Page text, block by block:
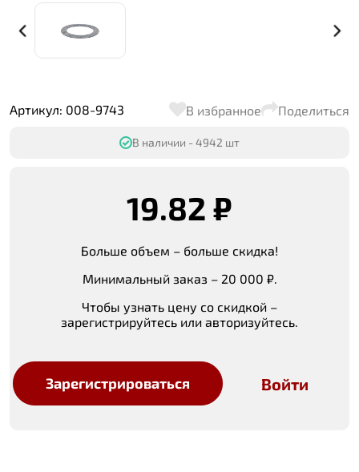
Артикул: 008-9743 В избранное Поделиться
В наличии - 4942 шт
19.82 ₽
Больше объем – больше скидка!
Минимальный заказ – 20 000 ₽.
Чтобы узнать цену со скидкой –
зарегистрируйтесь или авторизуйтесь.
Зарегистрироваться Войти